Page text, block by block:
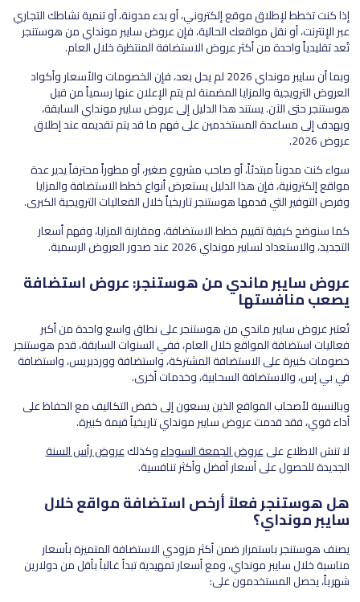
إذا كنت تخطط لإطلاق موقع إلكتروني، أو بدء مدونة، أو تنمية نشاطك التجاري
عبر الإنترنت، أو نقل مواقعك الحالية، فإن عروض سايبر مونداي من هوستنجر
تُعد تقليدياً واحدة من أكثر عروض الاستضافة المنتظرة خلال العام.
وبما أن سايبر مونداي 2026 لم يحل بعد، فإن الخصومات والأسعار وأكواد
العروض الترويجية والمزايا المضمنة لم يتم الإعلان عنها رسمياً من قبل
هوستنجر حتى الآن. يستند هذا الدليل إلى عروض سايبر مونداي السابقة،
ويهدف إلى مساعدة المستخدمين على فهم ما قد يتم تقديمه عند إطلاق
عروض 2026.
سواء كنت مدوناً مبتدئاً، أو صاحب مشروع صغير، أو مطوراً محترفاً يدير عدة
مواقع إلكترونية، فإن هذا الدليل يستعرض أنواع خطط الاستضافة والمزايا
وفرص التوفير التي قدمها هوستنجر تاريخياً خلال الفعاليات الترويجية الكبرى.
كما سنوضح كيفية تقييم خطط الاستضافة، ومقارنة المزايا، وفهم أسعار
التجديد، والاستعداد لسايبر مونداي 2026 عند صدور العروض الرسمية.
عروض سايبر ماندي من هوستنجر: عروض استضافة
يصعب منافستها
تُعتبر عروض سايبر ماندي من هوستنجر على نطاق واسع واحدة من أكبر
فعاليات استضافة المواقع خلال العام، ففي السنوات السابقة، قدم هوستنجر
خصومات كبيرة على الاستضافة المشتركة، واستضافة ووردبريس، واستضافة
في بي إس، والاستضافة السحابية، وخدمات أخرى.
وبالنسبة لأصحاب المواقع الذين يسعون إلى خفض التكاليف مع الحفاظ على
أداء قوي، فقد قدمت عروض سايبر مونداي تاريخياً قيمة كبيرة.
لا تنسَ الاطلاع علىعروض الجمعة السوداءوكذلكعروض رأس السنة
الجديدة للحصول على أسعار أفضل وأكثر تنافسية.
هل هوستنجر فعلاً أرخص استضافة مواقع خلال
سايبر مونداي؟
يصنف هوستنجر باستمرار ضمن أكثر مزودي الاستضافة المتميزة بأسعار
مناسبة خلال سايبر مونداي، ومع أسعار تمهيدية تبدأ غالباً بأقل من دولارين
شهرياً، يحصل المستخدمون على: